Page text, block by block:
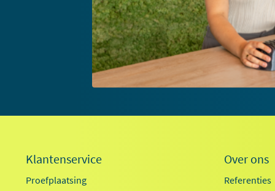
Klantenservice
Proefplaatsing
Over ons
Referenties